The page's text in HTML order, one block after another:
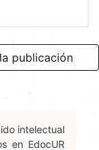
publicación
intelectual
en EdocUR